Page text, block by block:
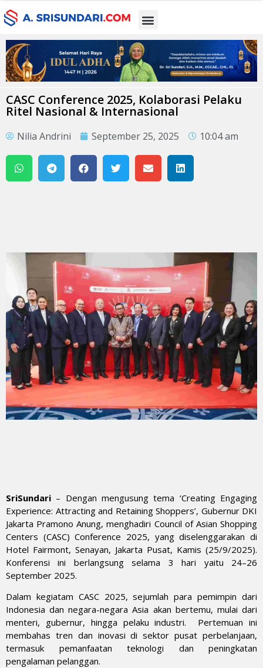
CASC Conference 2025, Kolaborasi Pelaku
Ritel Nasional & Internasional
Nilia Andrini September 25, 2025 10:04 am
SriSundari – Dengan mengusung tema ‘Creating Engaging
Experience: Attracting and Retaining Shoppers’, Gubernur DKI
Jakarta Pramono Anung, menghadiri Council of Asian Shopping
Centers (CASC) Conference 2025, yang diselenggarakan di
Hotel Fairmont, Senayan, Jakarta Pusat, Kamis (25/9/2025).
Konferensi ini berlangsung selama 3 hari yaitu 24–26
September 2025.
Dalam kegiatam CASC 2025, sejumlah para pemimpin dari
Indonesia dan negara-negara Asia akan bertemu, mulai dari
menteri, gubernur, hingga pelaku industri. Pertemuan ini
membahas tren dan inovasi di sektor pusat perbelanjaan,
termasuk pemanfaatan teknologi dan peningkatan
pengalaman pelanggan.